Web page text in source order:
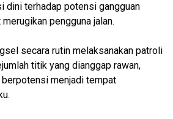
dini terhadap potensi gangguan
pengguna jalan.
secara rutin melaksanakan patroli
titik yang dianggap rawan,
menjadi tempat